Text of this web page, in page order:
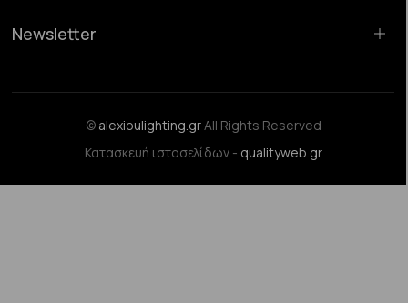
Newsletter
© alexioulighting.grAll Rights Reserved
Κατασκευή ιστοσελίδων - qualityweb.gr